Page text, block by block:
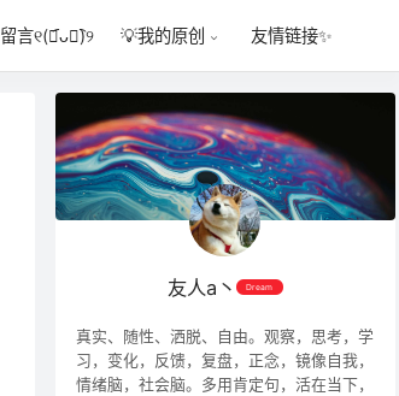
留言୧(﹒︠ᴗ﹒︡)୨ 💡我的原创 友情链接✨
友人a丶 Dream
真实、随性、洒脱、自由。观察，思考，学
习，变化，反馈，复盘，正念，镜像自我，
情绪脑，社会脑。多用肯定句，活在当下，